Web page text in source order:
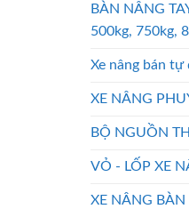
BÀN NÂNG
500kg, 750kg,
Xe nâng bán tự
XE NÂNG
BỘ NGUỒN
VỎ - LỐP XE
XE NÂNG BÀN